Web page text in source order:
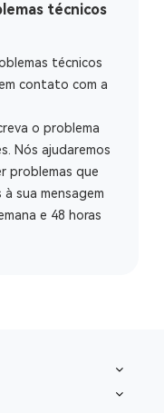
técnicos
técnicos
contato com a
o problema
Nós ajudaremos
problemas que
sua mensagem
e 48 horas